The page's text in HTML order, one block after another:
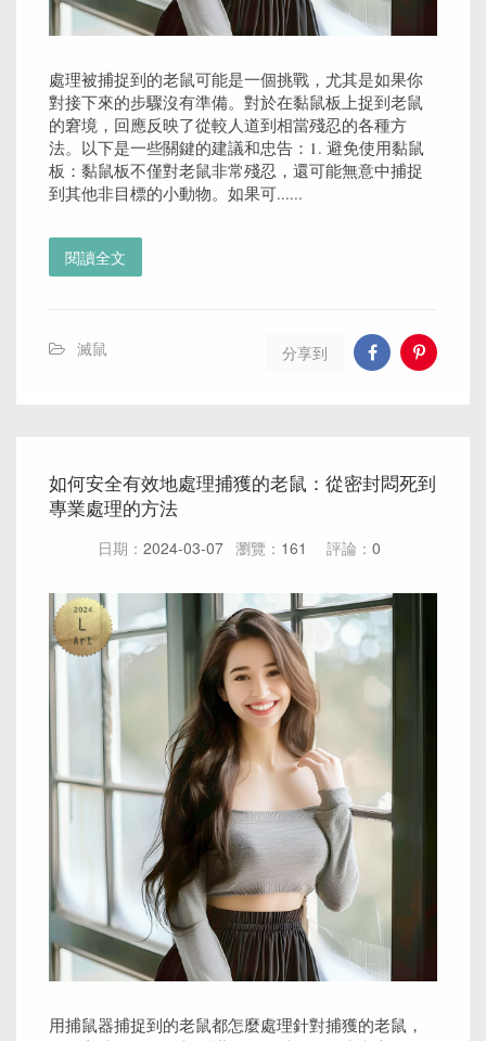
處理被捕捉到的老鼠可能是一個挑戰，尤其是如果你
對接下來的步驟沒有準備。對於在黏鼠板上捉到老鼠
的窘境，回應反映了從較人道到相當殘忍的各種方
法。以下是一些關鍵的建議和忠告：1. 避免使用黏鼠
板：黏鼠板不僅對老鼠非常殘忍，還可能無意中捕捉
到其他非目標的小動物。如果可......
閱讀全文
滅鼠 分享到
如何安全有效地處理捕獲的老鼠：從密封悶死到
專業處理的方法
日期： 2024-03-07 瀏覽： 161 評論： 0
用捕鼠器捕捉到的老鼠都怎麼處理針對捕獲的老鼠，